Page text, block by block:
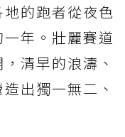
的跑者從夜色
年。壯麗賽道
清早的浪濤、
出獨一無二、